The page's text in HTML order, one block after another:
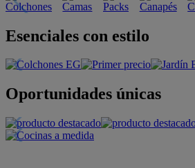
Esenciales con estilo
Oportunidades únicas